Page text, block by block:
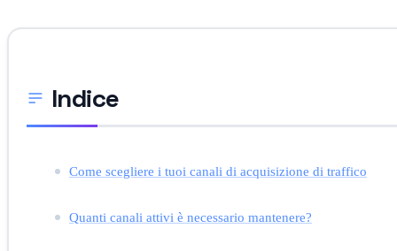
Indice
Come scegliere i tuoi canali di acquisizione di traffico
Quanti canali attivi è necessario mantenere?